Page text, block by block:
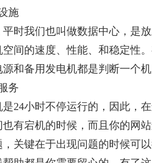
施
时我们也叫做数据中心，是
间的速度、性能、和稳定性
和备用发电机都是判断一个机
务
24小时不停运行的，因此，
有宕机的时候，而且你的网
关键在于出现问题的时候可